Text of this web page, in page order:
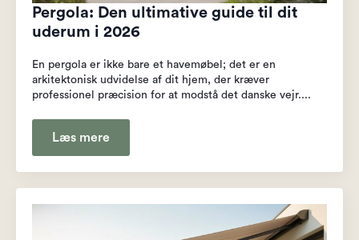
Pergola: Den ultimative guide til dit
uderum i 2026
En pergola er ikke bare et havemøbel; det er en
arkitektonisk udvidelse af dit hjem, der kræver
professionel præcision for at modstå det danske vejr....
Læs mere